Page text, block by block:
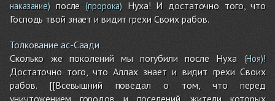
наказание) после (пророка) Нуха! И достаточно того, что
Господь твой знает и видит грехи Своих рабов.
Толкование ас-Саади
Сколько же поколений мы погубили после Нуха(Ноя)!
Достаточно того, что Аллах знает и видит грехи Своих
рабов. [[Всевышний поведал о том, что перед